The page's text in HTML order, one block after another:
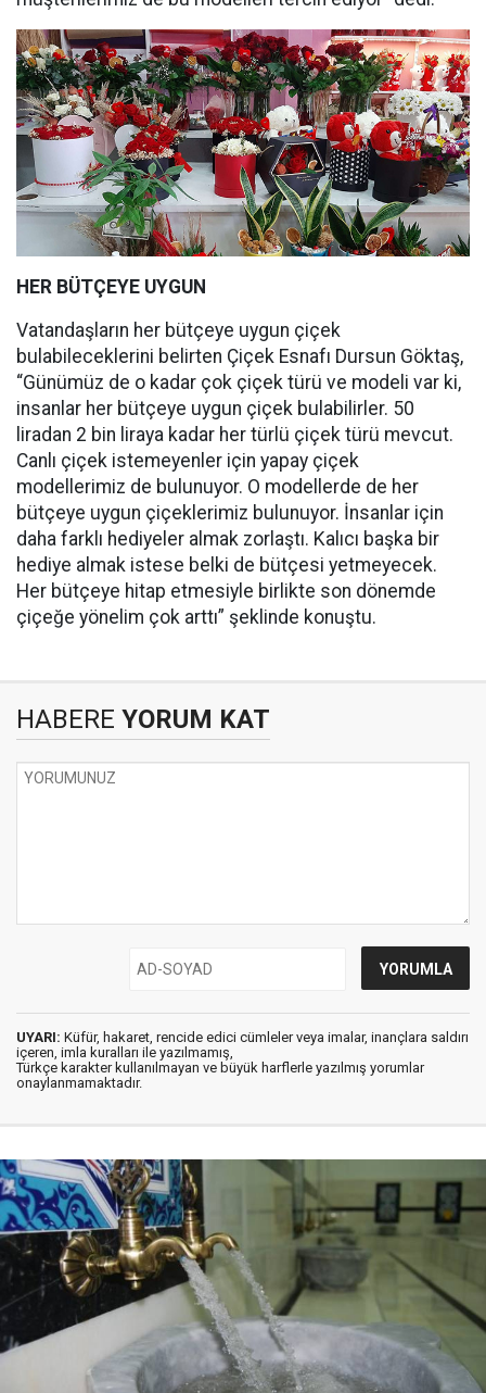
HER BÜTÇEYE UYGUN
Vatandaşların her bütçeye uygun çiçek
bulabileceklerini belirten Çiçek Esnafı Dursun Göktaş,
“Günümüz de o kadar çok çiçek türü ve modeli var ki,
insanlar her bütçeye uygun çiçek bulabilirler. 50
liradan 2 bin liraya kadar her türlü çiçek türü mevcut.
Canlı çiçek istemeyenler için yapay çiçek
modellerimiz de bulunuyor. O modellerde de her
bütçeye uygun çiçeklerimiz bulunuyor. İnsanlar için
daha farklı hediyeler almak zorlaştı. Kalıcı başka bir
hediye almak istese belki de bütçesi yetmeyecek.
Her bütçeye hitap etmesiyle birlikte son dönemde
çiçeğe yönelim çok arttı” şeklinde konuştu.
HABERE YORUM KAT
UYARI: Küfür, hakaret, rencide edici cümleler veya imalar, inançlara saldırı
içeren, imla kuralları ile yazılmamış,
Türkçe karakter kullanılmayan ve büyük harflerle yazılmış yorumlar
onaylanmamaktadır.